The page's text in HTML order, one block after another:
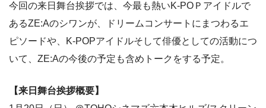
今回の来日舞台挨拶では、今最も熱いK-POＰアイドルで
あるZE:Aのシワンが、ドリームコンサートにまつわるエ
ピソードや、K-POPアイドルそして俳優としての活動につ
いて、ZE:Aの今後の予定も含めトークをする予定。
【来日舞台挨拶概要】